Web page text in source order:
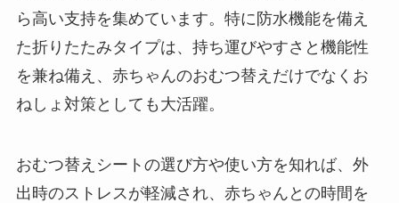
ら高い支持を集めています。特に防水機能を備え
た折りたたみタイプは、持ち運びやすさと機能性
を兼ね備え、赤ちゃんのおむつ替えだけでなくお
ねしょ対策としても大活躍。
おむつ替えシートの選び方や使い方を知れば、外
出時のストレスが軽減され、赤ちゃんとの時間を